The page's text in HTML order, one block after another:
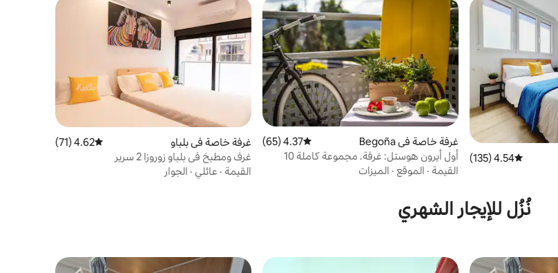
متوسط التقييم 4.54 من 5، 135 مراجعات
4.54 (135)
غرفة خاصة في Begoña متوسط التقييم 4.37 من 5، 65 مراجعات
4.37 (65)
أول أيرون هوستل: غرفة. مجموعة كاملة 10
أشخاص (3)
القيمة · الموقع · الميزات
غرفة خاصة في بلباو متوسط التقييم 4.62 من 5، 71 مراجعات
4.62 (71)
غرف ومطبخ في بلباو زوروزا 2 سرير
القيمة · عائلي · الجوار
نُزُل للإيجار الشهري